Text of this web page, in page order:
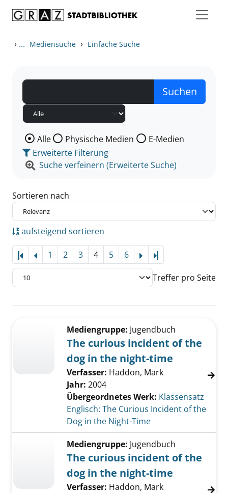
› ... Mediensuche › Einfache Suche
Wählen Sie die Medienart nach der Sie suchen wollen.
Alle Physische Medien
E-Medien
Erweiterte Filterung
Suche verfeinern (Erweiterte Suche)
Sortieren nach
aufsteigend sortieren
1 2 3 4 5 6
Treffer pro Seite
Zu den Suchfiltern springen
Mediengruppe: Jugendbuch
The curious incident of the
dog in the night-time
Verfasser: Haddon, Mark
Jahr: 2004
Übergeordnetes Werk: Klassensatz
Englisch: The Curious Incident of the
Dog in the Night-Time
Mediengruppe: Jugendbuch
The curious incident of the
dog in the night-time
Verfasser: Haddon, Mark